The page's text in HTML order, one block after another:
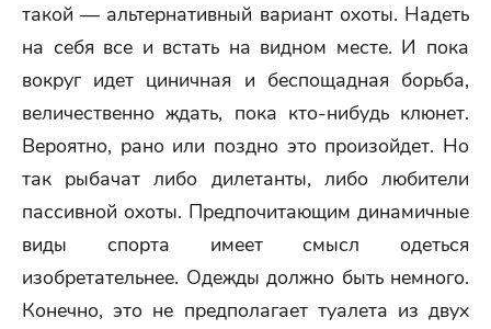
такой — альтернативный вариант охоты. Надеть
на себя все и встать на видном месте. И пока
вокруг идет циничная и беспощадная борьба,
величественно ждать, пока кто-нибудь клюнет.
Вероятно, рано или поздно это произойдет. Но
так рыбачат либо дилетанты, либо любители
пассивной охоты. Предпочитающим динамичные
виды спорта имеет смысл одеться
изобретательнее. Одежды должно быть немного.
Конечно, это не предполагает туалета из двух